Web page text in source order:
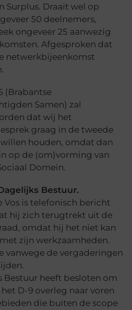
Surplus. Draait wel op
50 deelnemers,
ongeveer 25 aanwezig
Afgesproken dat
netwerkbijeenkomst
(Brabantse
Samen) zal
dat wij het
graag in de tweede
houden, omdat dan
op de (om)vorming van
Domein.
Bestuur.
Vos is telefonisch bericht
hij zich terugtrekt uit de
omdat hij het niet kan
zijn werkzaamheden.
vanwege de vergaderingen
Bestuur heeft besloten om
D-9 overleg naar voren
die buiten de scope